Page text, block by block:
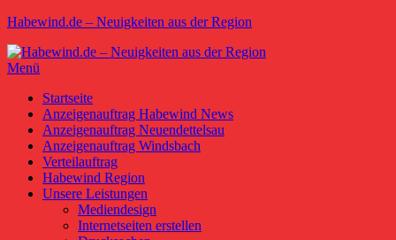
Zum
springen
Habewind.de – Neuigkeiten aus der Region
Menü
Primäres
Menü
Startseite
Anzeigenauftrag Habewind News
Anzeigenauftrag Neuendettelsau
Anzeigenauftrag Windsbach
Verteilauftrag
Habewind Region
Unsere Leistungen
Mediendesign
Internetseiten erstellen